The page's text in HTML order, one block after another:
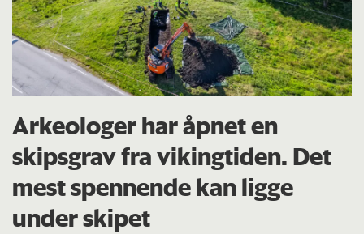
Arkeologer har åpnet en
skipsgrav fra vikingtiden. Det
mest spennende kan ligge
under skipet